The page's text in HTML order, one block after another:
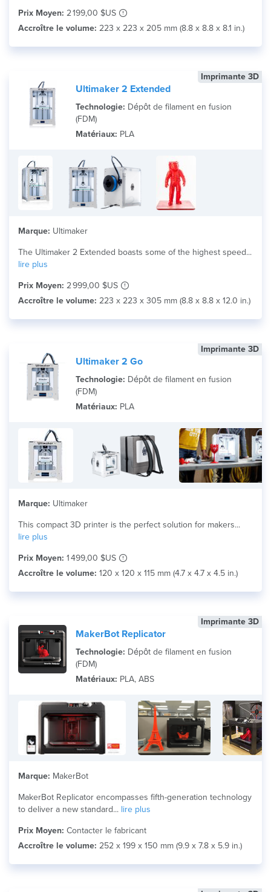
Prix Moyen: 2 199,00 $US
Accroître le volume: 223 x 223 x 205 mm (8.8 x 8.8 x 8.1 in.)
Imprimante 3D
Ultimaker 2 Extended
Technologie: Dépôt de filament en fusion
(FDM)
Matériaux: PLA
Marque: Ultimaker
The Ultimaker 2 Extended boasts some of the highest speed...
lire plus
Prix Moyen: 2 999,00 $US
Accroître le volume: 223 x 223 x 305 mm (8.8 x 8.8 x 12.0 in.)
Imprimante 3D
Ultimaker 2 Go
Technologie: Dépôt de filament en fusion
(FDM)
Matériaux: PLA
Marque: Ultimaker
This compact 3D printer is the perfect solution for makers...
lire plus
Prix Moyen: 1 499,00 $US
Accroître le volume: 120 x 120 x 115 mm (4.7 x 4.7 x 4.5 in.)
Imprimante 3D
MakerBot Replicator
Technologie: Dépôt de filament en fusion
(FDM)
Matériaux: PLA, ABS
Marque: MakerBot
MakerBot Replicator encompasses fifth-generation technology
to deliver a new standard... lire plus
Prix Moyen: Contacter le fabricant
Accroître le volume: 252 x 199 x 150 mm (9.9 x 7.8 x 5.9 in.)